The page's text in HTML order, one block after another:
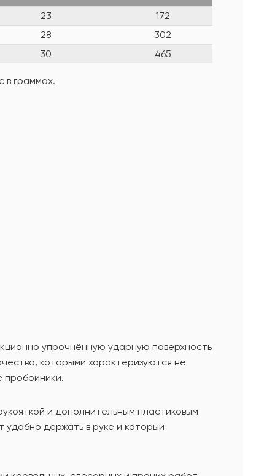
23
172
28
302
30 465
в граммах.
упрочнённую ударную поверхность
которыми характеризуются не
пробойники.
и дополнительным пластиковым
удобно держать в руке и который